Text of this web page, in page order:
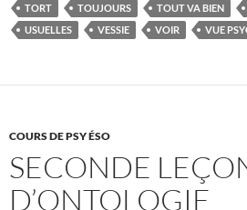
TORT
TOUJOURS TOUT VA BIEN
USUELLES
VESSIE VOIR VUE
COURS DE PSY ÉSO
SECONDE
D’ONTOLOGIE